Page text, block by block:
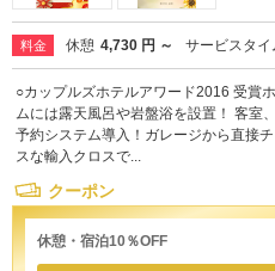
料金 休憩 4,730 円 ～ サービスタイ
○カップルズホテルアワード2016 受賞
ムには露天風呂や岩盤浴を設置！ 客室
予約システム導入！ガレージから直接
スな輸入クロスで...
クーポン
休憩・宿泊10％OFF